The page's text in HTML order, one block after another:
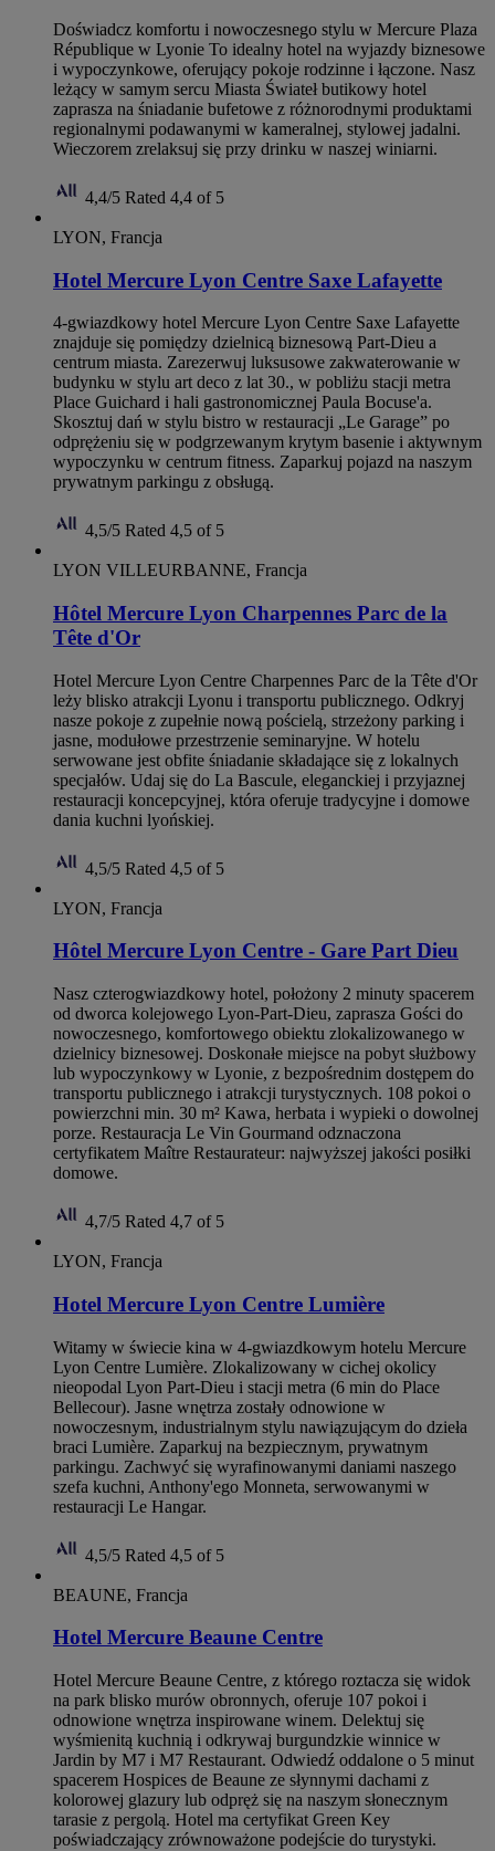
Doświadcz komfortu i nowoczesnego stylu w Mercure Plaza
République w Lyonie To idealny hotel na wyjazdy biznesowe
i wypoczynkowe, oferujący pokoje rodzinne i łączone. Nasz
leżący w samym sercu Miasta Świateł butikowy hotel
zaprasza na śniadanie bufetowe z różnorodnymi produktami
regionalnymi podawanymi w kameralnej, stylowej jadalni.
Wieczorem zrelaksuj się przy drinku w naszej winiarni.
4,4/5 Rated 4,4 of 5
LYON, Francja
Hotel Mercure Lyon Centre Saxe Lafayette
4-gwiazdkowy hotel Mercure Lyon Centre Saxe Lafayette
znajduje się pomiędzy dzielnicą biznesową Part-Dieu a
centrum miasta. Zarezerwuj luksusowe zakwaterowanie w
budynku w stylu art deco z lat 30., w pobliżu stacji metra
Place Guichard i hali gastronomicznej Paula Bocuse'a.
Skosztuj dań w stylu bistro w restauracji „Le Garage” po
odprężeniu się w podgrzewanym krytym basenie i aktywnym
wypoczynku w centrum fitness. Zaparkuj pojazd na naszym
prywatnym parkingu z obsługą.
4,5/5 Rated 4,5 of 5
LYON VILLEURBANNE, Francja
Hôtel Mercure Lyon Charpennes Parc de la
Tête d'Or
Hotel Mercure Lyon Centre Charpennes Parc de la Tête d'Or
leży blisko atrakcji Lyonu i transportu publicznego. Odkryj
nasze pokoje z zupełnie nową pościelą, strzeżony parking i
jasne, modułowe przestrzenie seminaryjne. W hotelu
serwowane jest obfite śniadanie składające się z lokalnych
specjałów. Udaj się do La Bascule, eleganckiej i przyjaznej
restauracji koncepcyjnej, która oferuje tradycyjne i domowe
dania kuchni lyońskiej.
4,5/5 Rated 4,5 of 5
LYON, Francja
Hôtel Mercure Lyon Centre - Gare Part Dieu
Nasz czterogwiazdkowy hotel, położony 2 minuty spacerem
od dworca kolejowego Lyon-Part-Dieu, zaprasza Gości do
nowoczesnego, komfortowego obiektu zlokalizowanego w
dzielnicy biznesowej. Doskonałe miejsce na pobyt służbowy
lub wypoczynkowy w Lyonie, z bezpośrednim dostępem do
transportu publicznego i atrakcji turystycznych. 108 pokoi o
powierzchni min. 30 m² Kawa, herbata i wypieki o dowolnej
porze. Restauracja Le Vin Gourmand odznaczona
certyfikatem Maître Restaurateur: najwyższej jakości posiłki
domowe.
4,7/5 Rated 4,7 of 5
LYON, Francja
Hotel Mercure Lyon Centre Lumière
Witamy w świecie kina w 4-gwiazdkowym hotelu Mercure
Lyon Centre Lumière. Zlokalizowany w cichej okolicy
nieopodal Lyon Part-Dieu i stacji metra (6 min do Place
Bellecour). Jasne wnętrza zostały odnowione w
nowoczesnym, industrialnym stylu nawiązującym do dzieła
braci Lumière. Zaparkuj na bezpiecznym, prywatnym
parkingu. Zachwyć się wyrafinowanymi daniami naszego
szefa kuchni, Anthony'ego Monneta, serwowanymi w
restauracji Le Hangar.
4,5/5 Rated 4,5 of 5
BEAUNE, Francja
Hotel Mercure Beaune Centre
Hotel Mercure Beaune Centre, z którego roztacza się widok
na park blisko murów obronnych, oferuje 107 pokoi i
odnowione wnętrza inspirowane winem. Delektuj się
wyśmienitą kuchnią i odkrywaj burgundzkie winnice w
Jardin by M7 i M7 Restaurant. Odwiedź oddalone o 5 minut
spacerem Hospices de Beaune ze słynnymi dachami z
kolorowej glazury lub odpręż się na naszym słonecznym
tarasie z pergolą. Hotel ma certyfikat Green Key
poświadczający zrównoważone podejście do turystyki.